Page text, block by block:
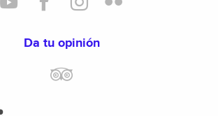
Da tu opinión